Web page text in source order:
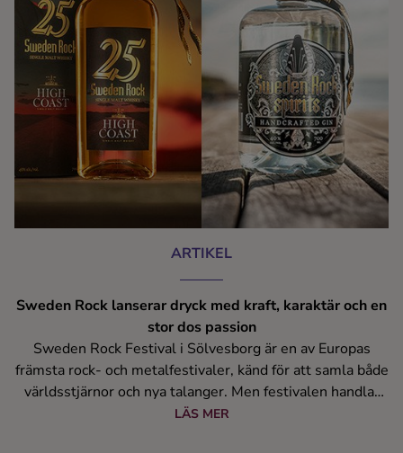
ARTIKEL
Sweden Rock lanserar dryck med kraft, karaktär och en
stor dos passion
Sweden Rock Festival i Sölvesborg är en av Europas
främsta rock- och metalfestivaler, känd för att samla både
världsstjärnor och nya talanger. Men festivalen handlar
inte bara om musik – sedan 2015 har man även lanserat
LÄS MER